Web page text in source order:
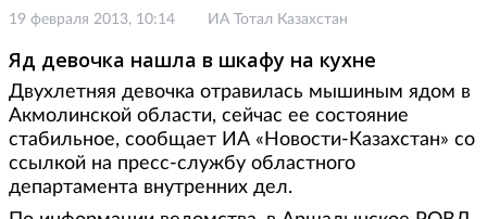
19 февраля 2013, 10:14 ИА Тотал Казахстан
Яд девочка нашла в шкафу на кухне
Двухлетняя девочка отравилась мышиным ядом в
Акмолинской области, сейчас ее состояние
стабильное, сообщает ИА «Новости-Казахстан» со
ссылкой на пресс-службу областного
департамента внутренних дел.